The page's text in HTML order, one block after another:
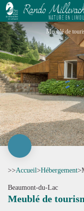
Meublé de tourisme Ty
>>Accueil>Hébergement>
Beaumont-du-Lac
Meublé de